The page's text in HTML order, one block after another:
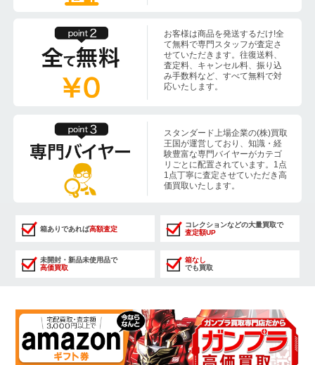
お客様は商品を発送するだけ!全
て無料で専門スタッフが査定さ
せていただきます。往復送料、
査定料、キャンセル料、振り込
み手数料など、すべて無料で対
応いたします。
スタンダード上場企業の(株)買取
王国が運営しており、知識・経
験豊富な専門バイヤーがカテゴ
リごとに配置されています。1点
1点丁寧に査定させていただき高
価買取いたします。
箱ありであれば高額査定
コレクションなどの大量買取で
査定額UP
未開封・新品未使用品で
高価買取
箱なし
でも買取